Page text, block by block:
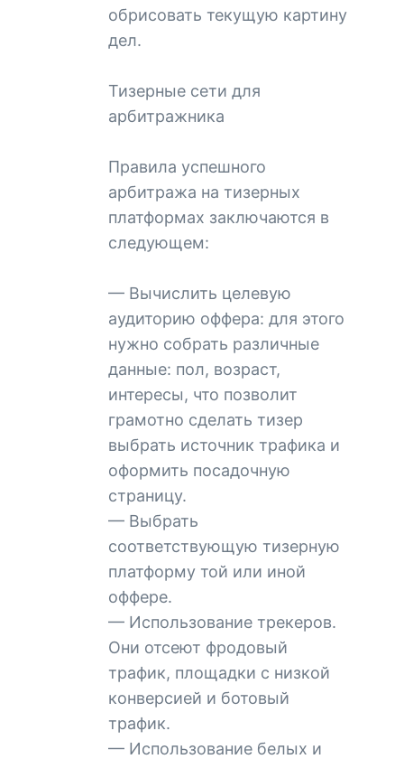
обрисовать текущую картину
дел.
Тизерные сети для
арбитражника
Правила успешного
арбитража на тизерных
платформах заключаются в
следующем:
— Вычислить целевую
аудиторию оффера: для этого
нужно собрать различные
данные: пол, возраст,
интересы, что позволит
грамотно сделать тизер
выбрать источник трафика и
оформить посадочную
страницу.
— Выбрать
соответствующую тизерную
платформу той или иной
оффере.
— Использование трекеров.
Они отсеют фродовый
трафик, площадки с низкой
конверсией и ботовый
трафик.
— Использование белых и